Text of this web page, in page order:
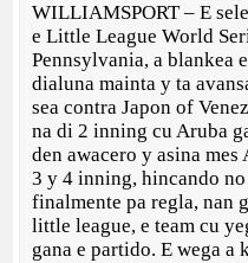
WILLIAMSPORT – E
e Little League World
Pennsylvania, a blankea
dialuna mainta y ta
sea contra Japon of
na di 2 inning cu Aruba
den awacero y asina
3 y 4 inning, hincando no
finalmente pa regla, nan
little league, e team cu
gana e partido. E wega a